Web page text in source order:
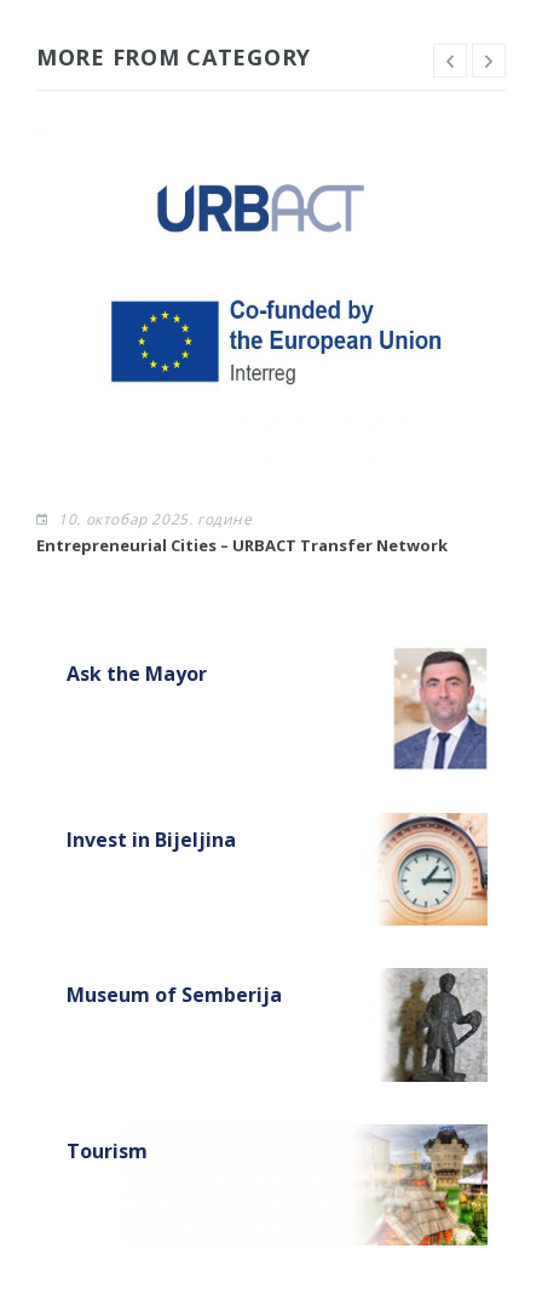
MORE FROM CATEGORY
10. октобар 2025. године
​Entrepreneurial Cities – URBACT Transfer Network
Ask the Mayor
Invest in Bijeljina
Museum of Semberija
Tourism